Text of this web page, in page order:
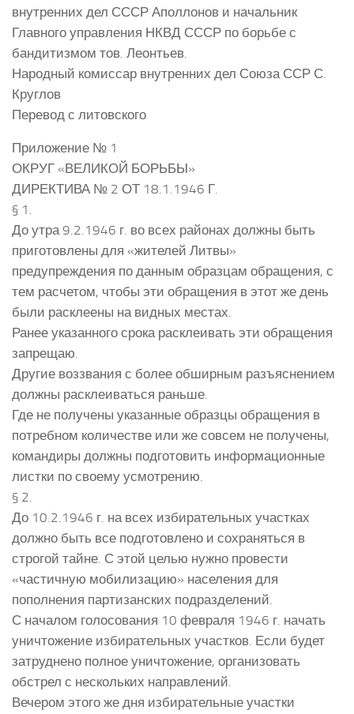
внутренних дел СССР Аполлонов и начальник
Главного управления НКВД СССР по борьбе с
бандитизмом тов. Леонтьев.
Народный комиссар внутренних дел Союза ССР С.
Круглов
Перевод с литовского
Приложение № 1
ОКРУГ «ВЕЛИКОЙ БОРЬБЫ»
ДИРЕКТИВА № 2 ОТ 18.1.1946 Г.
§ 1.
До утра 9.2.1946 г. во всех районах должны быть
приготовлены для «жителей Литвы»
предупреждения по данным образцам обращения, с
тем расчетом, чтобы эти обращения в этот же день
были расклеены на видных местах.
Ранее указанного срока расклеивать эти обращения
запрещаю.
Другие воззвания с более обширным разъяснением
должны расклеиваться раньше.
Где не получены указанные образцы обращения в
потребном количестве или же совсем не получены,
командиры должны подготовить информационные
листки по своему усмотрению.
§ 2.
До 10.2.1946 г. на всех избирательных участках
должно быть все подготовлено и сохраняться в
строгой тайне. С этой целью нужно провести
«частичную мобилизацию» населения для
пополнения партизанских подразделений.
С началом голосования 10 февраля 1946 г. начать
уничтожение избирательных участков. Если будет
затруднено полное уничтожение, организовать
обстрел с нескольких направлений.
Вечером этого же дня избирательные участки